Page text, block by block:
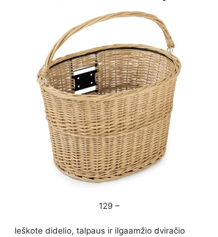
129 –
Ieškote didelio, talpaus ir ilgaamžio dviračio